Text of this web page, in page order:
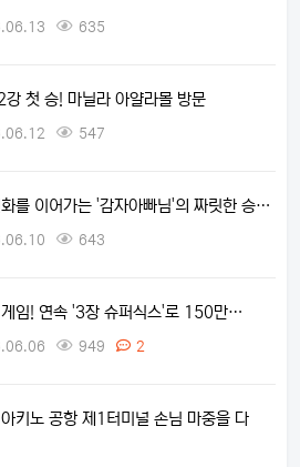
635
첫 승! 마닐라 아얄라몰 방문
547
를 이어가는 '감자아빠님'의 짜릿한 승…
643
게임! 연속 '3장 슈퍼식스'로 150만…
949 2
키노 공항 제1터미널 손님 마중을 다